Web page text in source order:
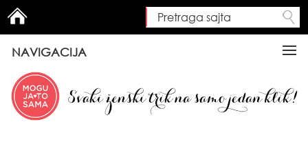
Search form
Pretraga sajta
NAVIGACIJA